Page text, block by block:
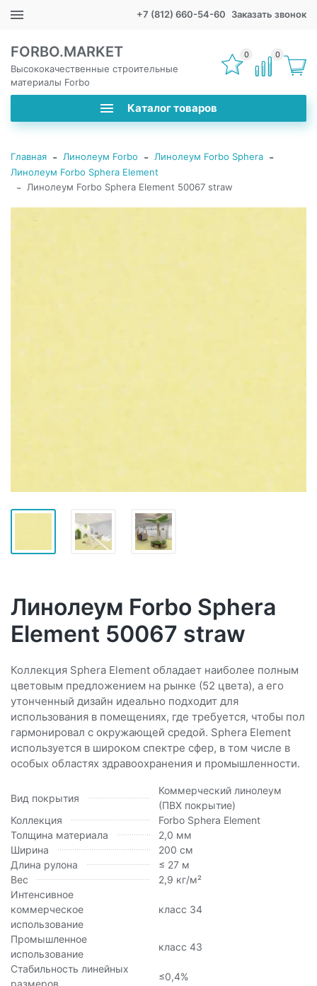
+7 (812) 660-54-60 Заказать звонок
FORBO.MARKET
Высококачественные строительные
материалы Forbo
Каталог товаров
0 0
Главная - Линолеум Forbo - Линолеум Forbo Sphera -
Линолеум Forbo Sphera Element
- Линолеум Forbo Sphera Element 50067 straw
Линолеум Forbo Sphera
Element 50067 straw
Коллекция Sphera Element обладает наиболее полным
цветовым предложением на рынке (52 цвета), а его
утонченный дизайн идеально подходит для
использования в помещениях, где требуется, чтобы пол
гармонировал с окружающей средой. Sphera Element
используется в широком спектре сфер, в том числе в
особых областях здравоохранения и промышленности.
Вид покрытия
Коммерческий линолеум
(ПВХ покрытие)
Коллекция
Forbo Sphera Element
Толщина материала
2,0 мм
Ширина
200 см
Длина рулона
≤ 27 м
Вес
2,9 кг/м²
Интенсивное
коммерческое
использование
класс 34
Промышленное
использование
класс 43
Стабильность линейных
≤0,4%